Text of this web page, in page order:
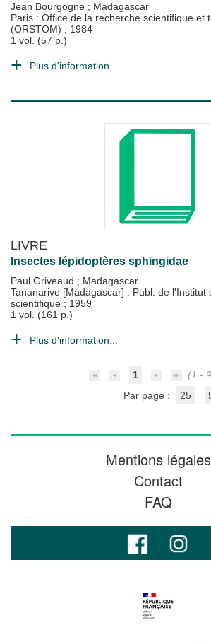
Jean Bourgogne ; Madagascar
Paris : Office de la recherche scientifique et
(ORSTOM) ; 1984
1 vol. (57 p.)
Plus d'information...
LIVRE
Insectes lépidoptères sphingidae
Paul Griveaud ; Madagascar
Tananarive [Madagascar] : Publ. de l'Institut
scientifique ; 1959
1 vol. (161 p.)
Plus d'information...
1
(1 -
Par page :
25
Mentions légales
Contact
FAQ